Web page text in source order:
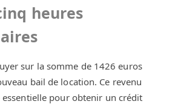
heures
sur la somme de 1426 euros
bail de location. Ce revenu
essentielle pour obtenir un crédit